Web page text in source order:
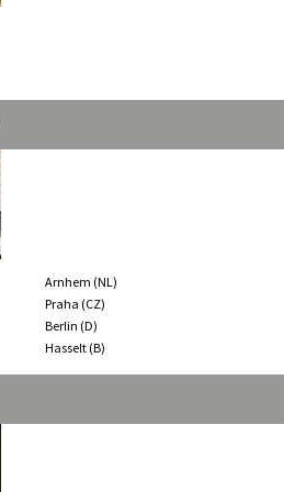
Deutschlands ist das Holstentor in
& Wohnungen
Arnhem (NL)
Praha (CZ)
Berlin (D)
Hasselt (B)